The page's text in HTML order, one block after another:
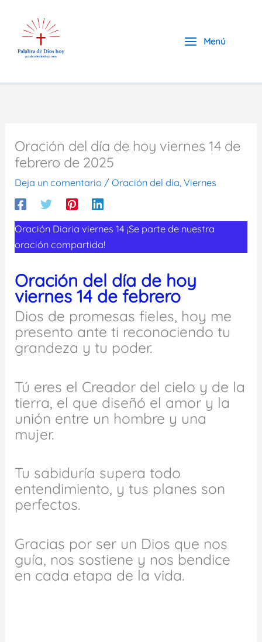
contenido
Menú
Oración del día de hoy viernes 14 de
febrero de 2025
Deja un comentario /Oración del día,Viernes
Oración Diaria viernes 14 ¡Se parte de nuestra
oración compartida!
Oración del día de hoy
viernes 14 de febrero
Dios de promesas fieles, hoy me
presento ante ti reconociendo tu
grandeza y tu poder.
Tú eres el Creador del cielo y de la
tierra, el que diseñó el amor y la
unión entre un hombre y una
mujer.
Tu sabiduría supera todo
entendimiento, y tus planes son
perfectos.
Gracias por ser un Dios que nos
guía, nos sostiene y nos bendice
en cada etapa de la vida.